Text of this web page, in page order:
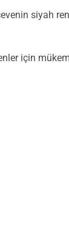
siyah
için